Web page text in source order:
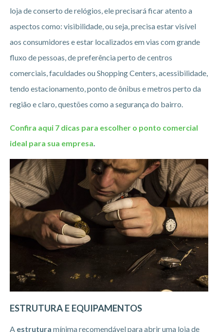
loja de conserto de relógios, ele precisará ficar atento a
aspectos como: visibilidade, ou seja, precisa estar visível
aos consumidores e estar localizados em vias com grande
fluxo de pessoas, de preferência perto de centros
comerciais, faculdades ou Shopping Centers, acessibilidade,
tendo estacionamento, ponto de ônibus e metros perto da
região e claro, questões como a segurança do bairro.
Confira aqui 7 dicas para escolher o ponto comercial
ideal para sua empresa
ESTRUTURA E EQUIPAMENTOS
A estrutura mínima recomendável para abrir uma loja de